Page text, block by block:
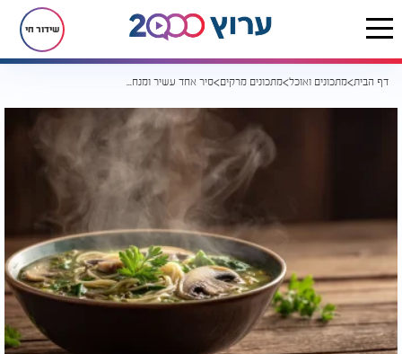
שידור חי
דף הבית מתכונים ואוכל מתכונים מרקים סיר אחד עשיר ומנחם: מרק עדשים עם פטריות בדיוק לחורף